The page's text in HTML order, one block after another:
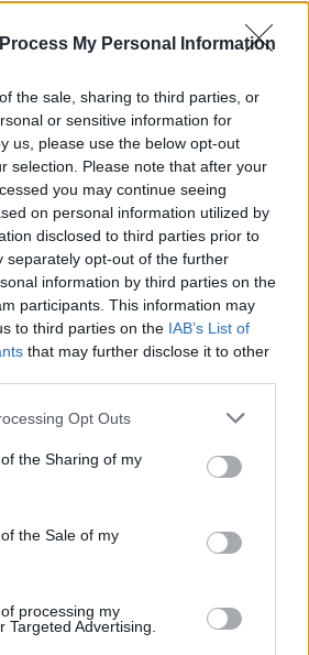
My Personal Information
the sale, sharing to third parties, or
or sensitive information for
us, please use the below opt-out
selection. Please note that after your
you may continue seeing
on personal information utilized by
disclosed to third parties prior to
separately opt-out of the further
information by third parties on the
participants. This information may
to third parties on the IAB’s List of
that may further disclose it to other
app uses one or more Google
or usage behaviour. You may click to
to Google and its third-party tags to
specified purposes in below Google
Opt Outs
the Sharing of my
the Sale of my
processing my
Targeted Advertising.
repülőtér közelében lévő
közműhálózatának fejlesztése
épített a Colas Alterra Zrt. a
Repülőtér közelében. A VGP Park
az út- és külső elektromos
logisztikai csarnok kiszolgálását
a hazai víziközművekről?